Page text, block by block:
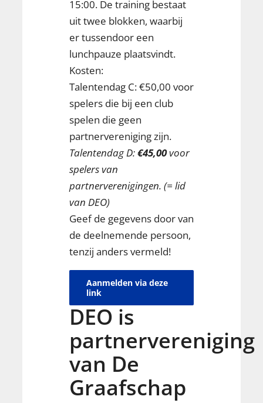
15:00. De training bestaat
uit twee blokken, waarbij
er tussendoor een
lunchpauze plaatsvindt.
Kosten:
Talentendag C: €50,00 voor
spelers die bij een club
spelen die geen
partnervereniging zijn.
Talentendag D:€45,00voor
spelers van
partnerverenigingen. (= lid
van DEO)
Geef de gegevens door van
de deelnemende persoon,
tenzij anders vermeld!
Aanmelden via deze
link
DEO is
partnervereniging
van De
Graafschap